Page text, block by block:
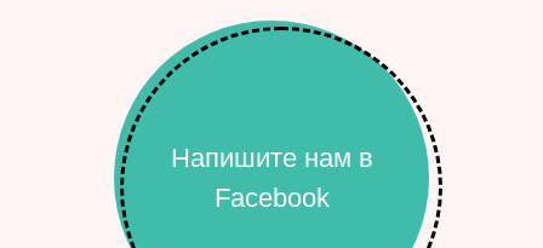
Напишите нам в
Facebook